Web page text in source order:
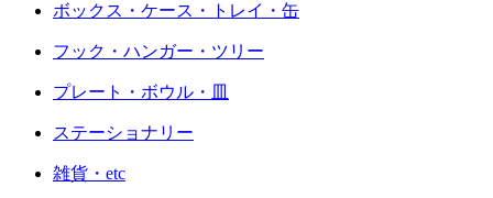
ボックス・ケース・トレイ・缶
フック・ハンガー・ツリー
プレート・ボウル・皿
ステーショナリー
雑貨・etc